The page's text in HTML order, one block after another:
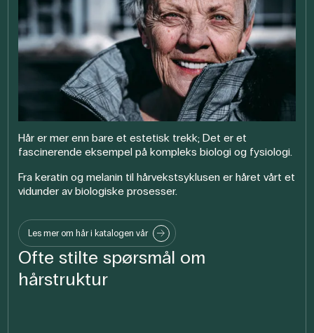
Hår er mer enn bare et estetisk trekk; Det er et
fascinerende eksempel på kompleks biologi og fysiologi.
Fra keratin og melanin til hårvekstsyklusen er håret vårt et
vidunder av biologiske prosesser.
Les mer om hår i katalogen vår
Ofte stilte spørsmål om
hårstruktur